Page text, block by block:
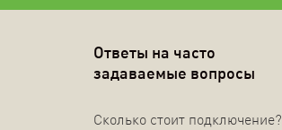
Ответы на часто
задаваемые вопросы
Сколько стоит подключение?